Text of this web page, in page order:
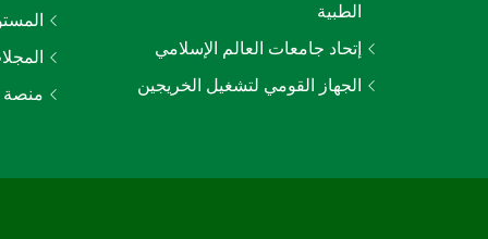
الطبية
إتحاد جامعات العالم الإسلامي
الجهاز القومي لتشغيل الخريجين
منصة